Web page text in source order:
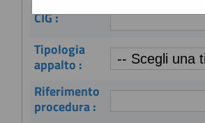
CIG :
Tipologia
appalto :
Riferimento
procedura :